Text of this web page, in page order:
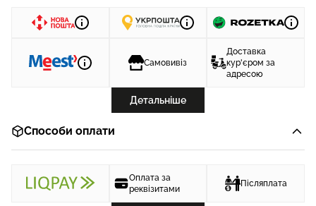
Самовивіз
Доставка
кур'єром за
адресою
Детальніше
Способи оплати
Оплата за
реквізитами
Післяплата